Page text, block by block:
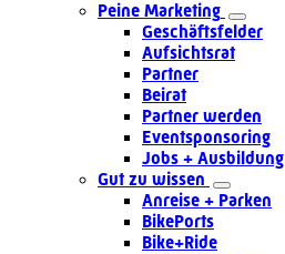
Peine Marketing
Geschäftsfelder
Aufsichtsrat
Partner
Beirat
Partner werden
Eventsponsoring
Jobs + Ausbildung
Gut zu wissen
Anreise + Parken
BikePorts
Bike+Ride